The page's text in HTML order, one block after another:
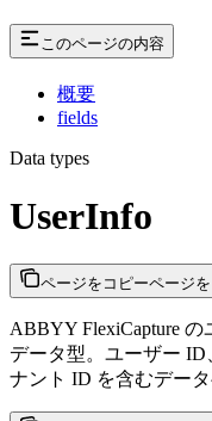
このページの内容
概要
fields
Data types
UserInfo
ページをコピーページ
ABBYY FlexiCapture
データ型。ユーザー
ナント ID を含むデータ